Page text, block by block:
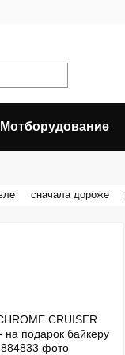
Мотборудование
сначала дороже